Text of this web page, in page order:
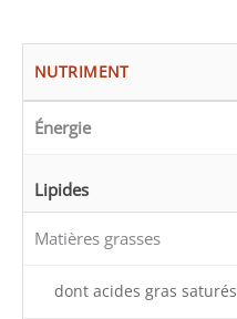
NUTRIMENT
Énergie
Lipides
Matières grasses
dont acides gras saturés